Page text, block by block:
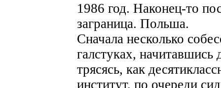
1986 год. Наконец-то
заграница. Польша.
Сначала несколько
галстуках, начитавшись
трясясь, как
институт, по очереди